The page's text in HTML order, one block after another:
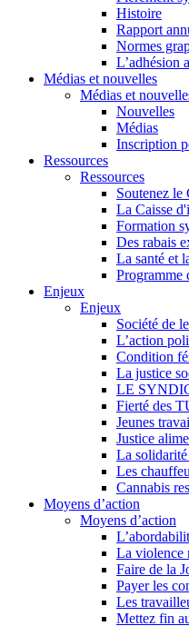
Histoire
Rapport
Normes
L’adhésion
Médias et nouvelles
Médias et
Nouvelles
Médias
Inscription
Ressources
Ressources
Soutenez le
La Caisse
Formation
Des rabais
La santé et
Programme
Enjeux
Enjeux
Société de
L’action
Condition
La justice
LE
Fierté des
Jeunes
Justice
La
Les
Cannabis
Moyens d’action
Moyens d’action
La violence
Faire de la
Payer les
Les
Mettez fin